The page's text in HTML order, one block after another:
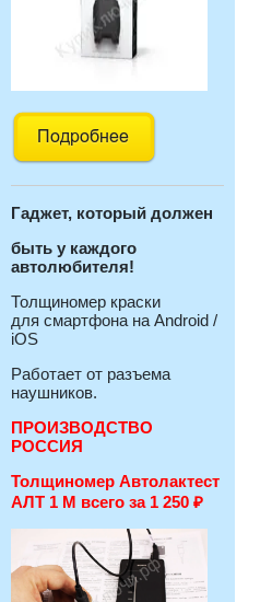
Гаджет, который должен
быть у каждого
автолюбителя!
Толщиномер краски
для смартфона на Android /
iOS
Работает от разъема
наушников.
ПРОИЗВОДСТВО
РОССИЯ
Толщиномер Автолактест
АЛТ 1 М всего за 1 250 ₽